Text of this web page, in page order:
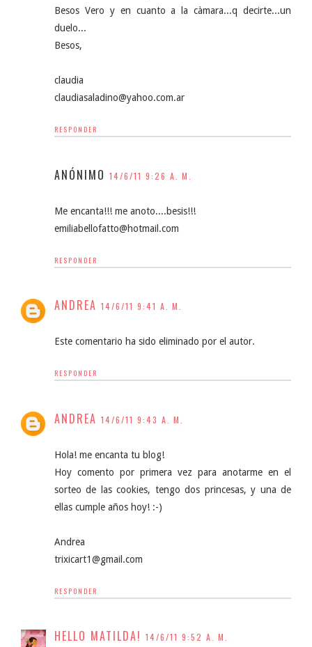
Besos Vero y en cuanto a la càmara...q decirte...un
duelo...
Besos,
claudia
claudiasaladino@yahoo.com.ar
RESPONDER
ANÓNIMO 14/6/11 9:26 A. M.
Me encanta!!! me anoto....besis!!!
emiliabellofatto@hotmail.com
RESPONDER
ANDREA 14/6/11 9:41 A. M.
Este comentario ha sido eliminado por el autor.
RESPONDER
ANDREA 14/6/11 9:43 A. M.
Hola! me encanta tu blog!
Hoy comento por primera vez para anotarme en el
sorteo de las cookies, tengo dos princesas, y una de
ellas cumple años hoy! :-)
Andrea
trixicart1@gmail.com
RESPONDER
HELLO MATILDA! 14/6/11 9:52 A. M.